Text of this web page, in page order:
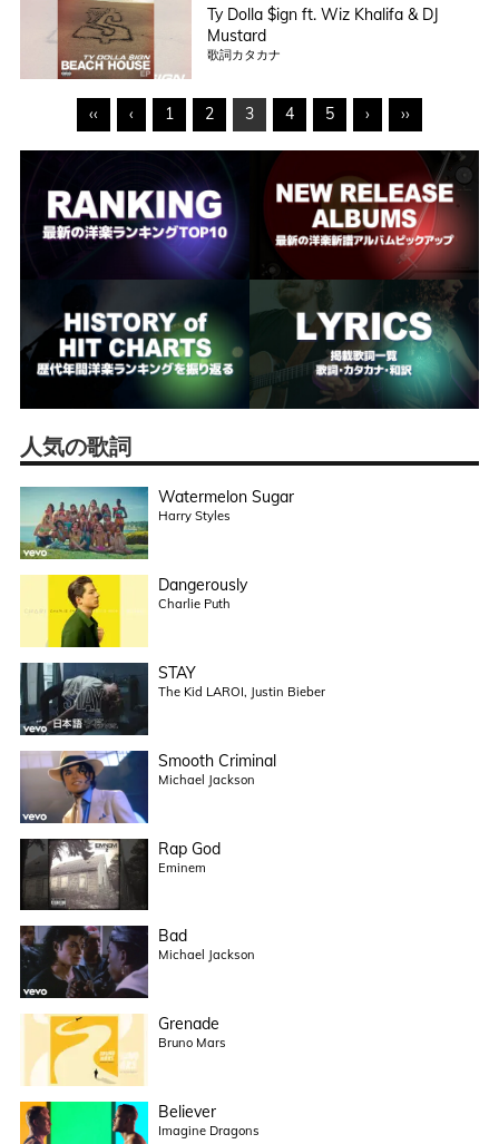
Ty Dolla $ign ft. Wiz Khalifa & DJ
Mustard
歌詞カタカナ
‹‹ ‹ 1 2 3 4 5 › ››
人気の歌詞
Watermelon Sugar
Harry Styles
Dangerously
Charlie Puth
STAY
The Kid LAROI, Justin Bieber
Smooth Criminal
Michael Jackson
Rap God
Eminem
Bad
Michael Jackson
Grenade
Bruno Mars
Believer
Imagine Dragons